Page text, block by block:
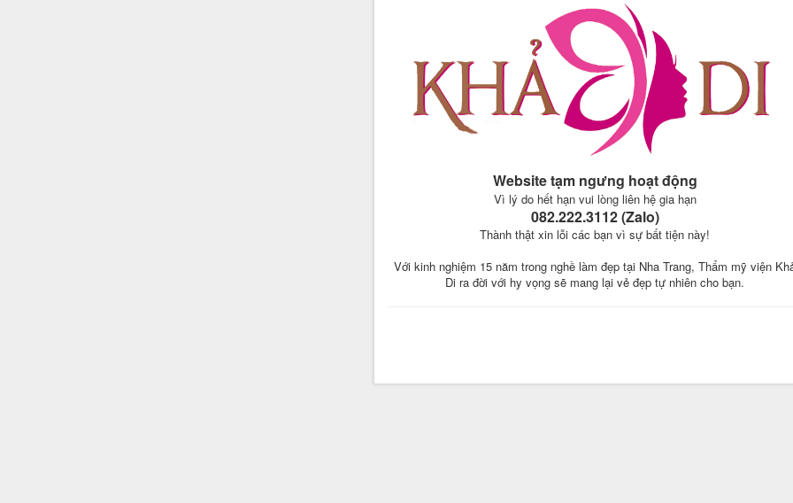
Website tạm ngưng hoạt động
Vì lý do hết hạn vui lòng liên hệ gia hạn
082.222.3112 (Zalo)
Thành thật xin lỗi các bạn vì sự bất tiện này!
Với kinh nghiệm 15 năm trong nghề làm đẹp tại Nha Trang, Thẩm mỹ viện
Di ra đời với hy vọng sẽ mang lại vẻ đẹp tự nhiên cho bạn.